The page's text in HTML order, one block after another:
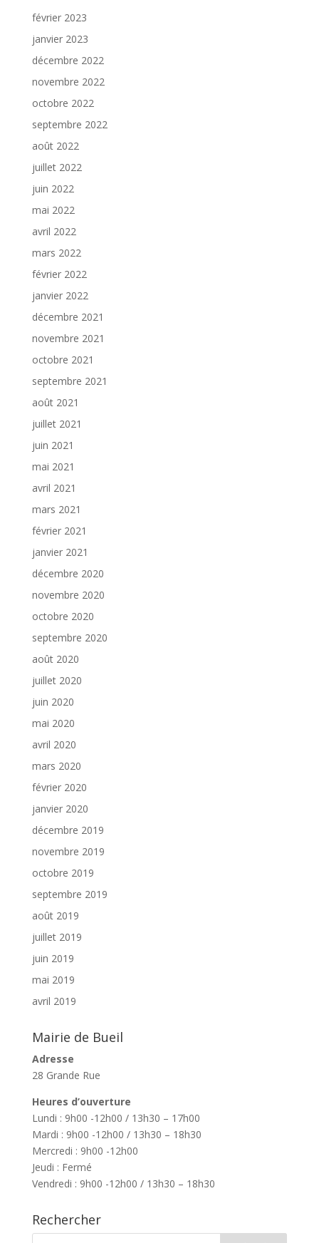
février 2023
janvier 2023
décembre 2022
novembre 2022
octobre 2022
septembre 2022
août 2022
juillet 2022
juin 2022
mai 2022
avril 2022
mars 2022
février 2022
janvier 2022
décembre 2021
novembre 2021
octobre 2021
septembre 2021
août 2021
juillet 2021
juin 2021
mai 2021
avril 2021
mars 2021
février 2021
janvier 2021
décembre 2020
novembre 2020
octobre 2020
septembre 2020
août 2020
juillet 2020
juin 2020
mai 2020
avril 2020
mars 2020
février 2020
janvier 2020
décembre 2019
novembre 2019
octobre 2019
septembre 2019
août 2019
juillet 2019
juin 2019
mai 2019
avril 2019
Mairie de Bueil
Adresse
28 Grande Rue
Heures d’ouverture
Lundi : 9h00 -12h00 / 13h30 – 17h00
Mardi : 9h00 -12h00 / 13h30 – 18h30
Mercredi : 9h00 -12h00
Jeudi : Fermé
Vendredi : 9h00 -12h00 / 13h30 – 18h30
Rechercher